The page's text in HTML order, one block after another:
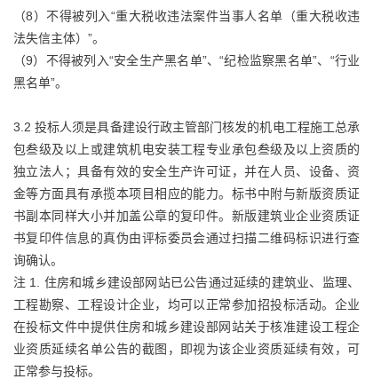
（8）不得被列入“重大税收违法案件当事人名单（重大税收违
法失信主体）”。
（9）不得被列入“安全生产黑名单”、“纪检监察黑名单”、“行业
黑名单”。
3.2 投标人须是具备建设行政主管部门核发的机电工程施工总承
包叁级及以上或建筑机电安装工程专业承包叁级及以上资质的
独立法人；具备有效的安全生产许可证，并在人员、设备、资
金等方面具有承揽本项目相应的能力。标书中附与新版资质证
书副本同样大小并加盖公章的复印件。新版建筑业企业资质证
书复印件信息的真伪由评标委员会通过扫描二维码标识进行查
询确认。
注 1. 住房和城乡建设部网站已公告通过延续的建筑业、监理、
工程勘察、工程设计企业，均可以正常参加招投标活动。企业
在投标文件中提供住房和城乡建设部网站关于核准建设工程企
业资质延续名单公告的截图，即视为该企业资质延续有效，可
正常参与投标。